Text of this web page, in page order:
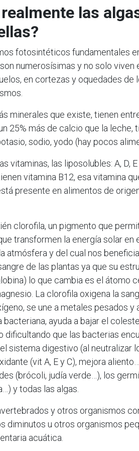
las
fotosintéticos fundamentales
numerosísimas y no solo viven
en cortezas y oquedades
minerales que existe, tienen
25% más de calcio que la leche,
sodio, yodo (hay pocos
vitaminas, las liposolubles: A, D, E
vitamina B12, esa vitamina
presente en alimentos de
clorofila, un pigmento que
transformen la energía solar en
atmósfera y del cual nos
de las plantas ya que su
lo que cambia es el átomo
La clorofila oxigena la
se une a metales pesados y
ayuda a bajar el
dificultando que las bacterias
sistema digestivo (al neutralizar
(vit A, E y C), mejora
(brócoli, judía verde…), los
y todas las algas.
y otros organismos
diminutos u otros organismos
acuática.